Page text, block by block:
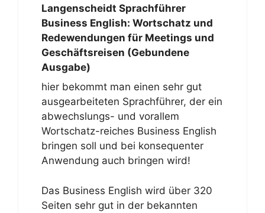
Langenscheidt Sprachführer
Business English: Wortschatz und
Redewendungen für Meetings und
Geschäftsreisen (Gebundene
Ausgabe)
hier bekommt man einen sehr gut
ausgearbeiteten Sprachführer, der ein
abwechslungs- und vorallem
Wortschatz-reiches Business English
bringen soll und bei konsequenter
Anwendung auch bringen wird!
Das Business English wird über 320
Seiten sehr gut in der bekannten